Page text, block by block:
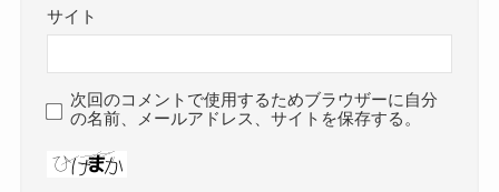
サイト
次回のコメントで使用するためブラウザーに自分
の名前、メールアドレス、サイトを保存する。